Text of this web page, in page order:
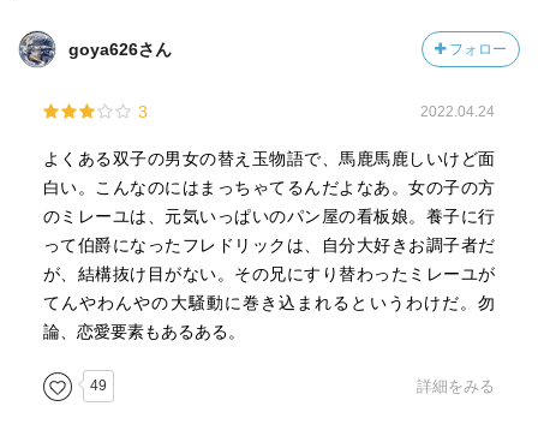
goya626さん フォロー
3 2022.04.24
よくある双子の男女の替え玉物語で、馬鹿馬鹿しいけど面
白い。こんなのにはまっちゃてるんだよなあ。女の子の方
のミレーユは、元気いっぱいのパン屋の看板娘。養子に行
って伯爵になったフレドリックは、自分大好きお調子者だ
が、結構抜け目がない。その兄にすり替わったミレーユが
てんやわんやの大騒動に巻き込まれるというわけだ。勿
論、恋愛要素もあるある。
49 詳細をみる